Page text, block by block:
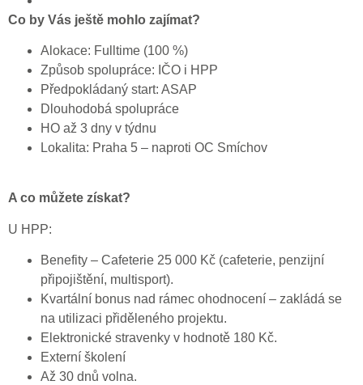
Co by Vás ještě mohlo zajímat?
Alokace: Fulltime (100 %)
Způsob spolupráce: IČO i HPP
Předpokládaný start: ASAP
Dlouhodobá spolupráce
HO až 3 dny v týdnu
Lokalita: Praha 5 – naproti OC Smíchov
A co můžete získat?
U HPP:
Benefity – Cafeterie 25 000 Kč (cafeterie, penzijní
připojištění, multisport).
Kvartální bonus nad rámec ohodnocení – zakládá se
na utilizaci přiděleného projektu.
Elektronické stravenky v hodnotě 180 Kč.
Externí školení
Až 30 dnů volna.